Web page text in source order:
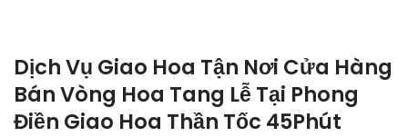
Dịch Vụ Giao Hoa Tận Nơi Cửa Hàng
Bán Vòng Hoa Tang Lễ Tại Phong
Điền Giao Hoa Thần Tốc 45Phút